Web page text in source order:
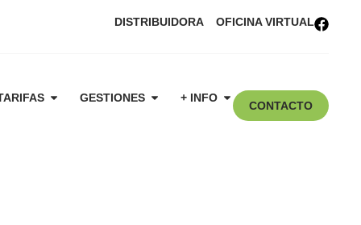
DISTRIBUIDORA OFICINA VIRTUAL
GESTIONES + INFO
CONTACTO